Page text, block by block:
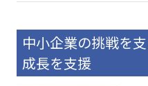
中小企業の挑戦を
成長を支援